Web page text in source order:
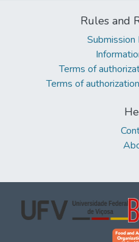
Rules and
Submission
Terms of
Terms of